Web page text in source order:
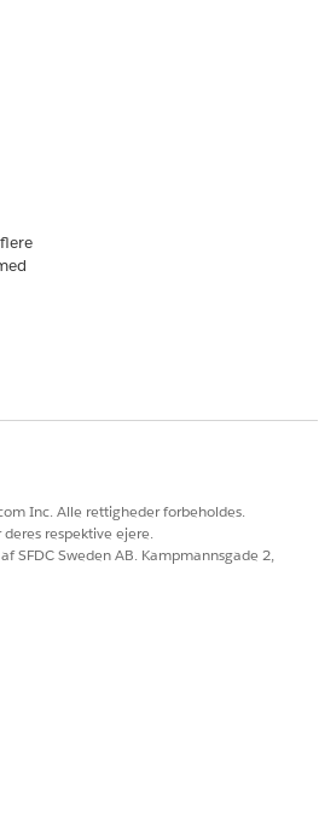
Inc. Alle rettigheder forbeholdes.
respektive ejere.
SFDC Sweden AB. Kampmannsgade 2,